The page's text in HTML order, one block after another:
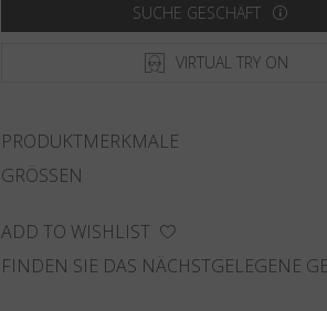
SUCHE GESCHÄFT
VIRTUAL TRY ON
PRODUKTMERKMALE
GRÖSSEN
ADD TO WISHLIST
FINDEN SIE DAS NÄCHSTGELEGENE